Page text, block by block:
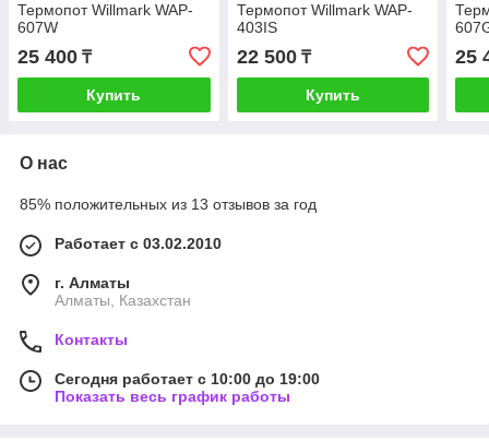
Термопот Willmark WAP-
607W
25 400 ₸
Купить
Термопот Willmark WAP-
403IS
22 500₸
Купить
25
О нас
85% положительных из 13 отзывов за год
Работает с 03.02.2010
г. Алматы
Алматы, Казахстан
Контакты
Сегодня работает с 10:00 до 19:00
Показать весь график работы